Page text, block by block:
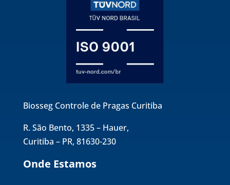
Biosseg Controle de Pragas Curitiba
R. São Bento, 1335 – Hauer,
Curitiba – PR, 81630-230
Onde Estamos